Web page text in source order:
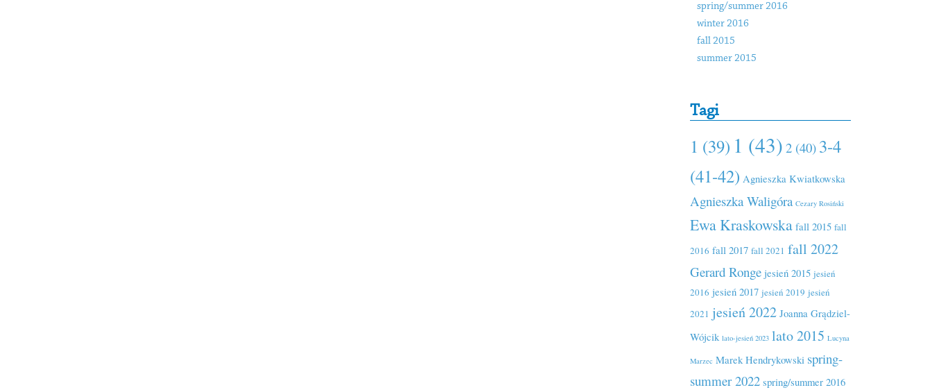
spring/summer 2016
winter 2016
fall 2015
summer 2015
Tagi
1 (39) 1 (43) 2 (40) 3-4
(41-42) Agnieszka Kwiatkowska
Agnieszka Waligóra Cezary Rosiński
Ewa Kraskowska fall 2015 fall
2016 fall 2017 fall 2021 fall 2022
Gerard Ronge jesień 2015 jesień
2016 jesień 2017 jesień 2019 jesień
2021 jesień 2022 Joanna Grądziel-
Wójcik lato-jesień 2023 lato 2015 Lucyna
Marzec Marek Hendrykowski spring-
summer 2022 spring/summer 2016